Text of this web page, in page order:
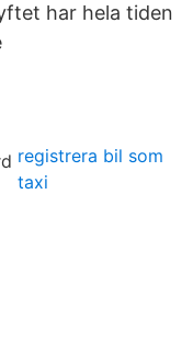
har hela tiden
registrera bil som
taxi